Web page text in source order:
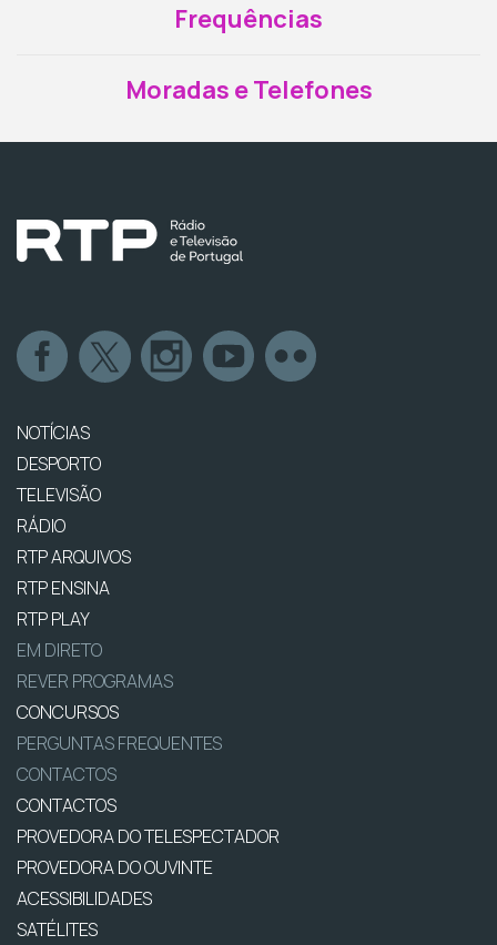
Frequências
Moradas e Telefones
NOTÍCIAS
DESPORTO
TELEVISÃO
RÁDIO
RTP ARQUIVOS
RTP ENSINA
RTP PLAY
EM DIRETO
REVER PROGRAMAS
CONCURSOS
PERGUNTAS FREQUENTES
CONTACTOS
CONTACTOS
PROVEDORA DO TELESPECTADOR
PROVEDORA DO OUVINTE
ACESSIBILIDADES
SATÉLITES